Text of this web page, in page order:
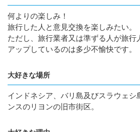
何よりの楽しみ！
旅行した人と意見交換を楽しみたい。
ただし、旅行業者又は準ずる人が旅行
アップしているのは多少不愉快です。
大好きな場所
インドネシア、バリ島及びスラウェシ
ンスのリヨンの旧市街区。